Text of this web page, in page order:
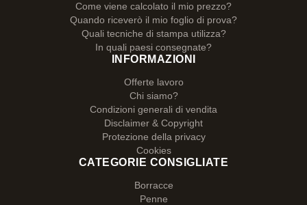
Come viene calcolato il mio prezzo?
Quando riceverò il mio foglio di prova?
Quali tecniche di stampa utilizza?
In quali paesi consegnate?
INFORMAZIONI
Offerte lavoro
Chi siamo?
Condizioni generali di vendita
Disclaimer & Copyright
Protezione della privacy
Cookies
CATEGORIE CONSIGLIATE
Borracce
Penne